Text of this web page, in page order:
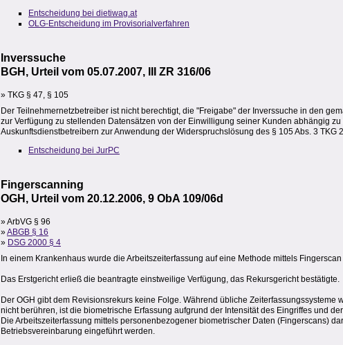
Entscheidung bei dietiwag.at
OLG-Entscheidung im Provisorialverfahren
Inverssuche
BGH, Urteil vom 05.07.2007, III ZR 316/06
» TKG § 47, § 105
Der Teilnehmernetzbetreiber ist nicht berechtigt, die "Freigabe" der Inverssuche in den
zur Verfügung zu stellenden Datensätzen von der Einwilligung seiner Kunden abhängig
Auskunftsdienstbetreibern zur Anwendung der Widerspruchslösung des § 105 Abs. 3 TKG
Entscheidung bei JurPC
Fingerscanning
OGH, Urteil vom 20.12.2006, 9 ObA 109/06d
» ArbVG § 96
»ABGB § 16
» DSG 2000 § 4
In einem Krankenhaus wurde die Arbeitszeiterfassung auf eine Methode mittels
Das Erstgericht erließ die beantragte einstweilige Verfügung, das Rekursgericht bestätigte.
Der OGH gibt dem Revisionsrekurs keine Folge. Während übliche
nicht berühren, ist die biometrische Erfassung aufgrund der Intensität des Eingriffes und
Die Arbeitszeiterfassung mittels personenbezogener biometrischer Daten (Fingerscans)
Betriebsvereinbarung eingeführt werden.